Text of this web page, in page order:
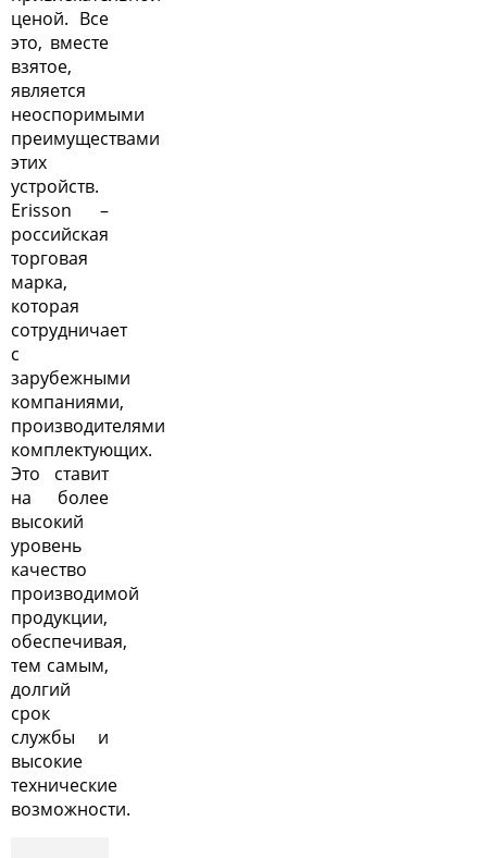
ценой. Все
это, вместе
взятое,
является
неоспоримыми
преимуществами
этих
устройств.
Erisson –
российская
торговая
марка,
которая
сотрудничает
с
зарубежными
компаниями,
производителями
комплектующих.
Это ставит
на более
высокий
уровень
качество
производимой
продукции,
обеспечивая,
тем самым,
долгий
срок
службы и
высокие
технические
возможности.